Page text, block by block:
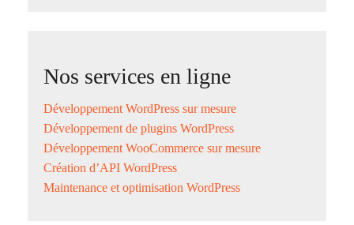
Nos services en ligne
Développement WordPress sur mesure
Développement de plugins WordPress
Développement WooCommerce sur mesure
Création d’API WordPress
Maintenance et optimisation WordPress